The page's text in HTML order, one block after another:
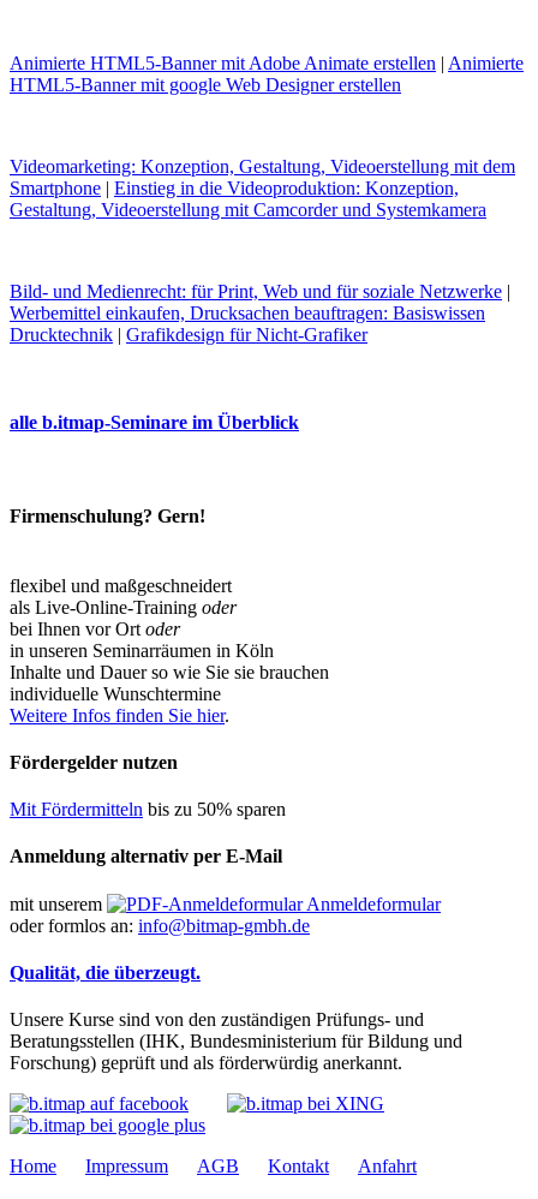
Animierte HTML5-Banner mit Adobe Animate erstellen | Animierte
HTML5-Banner mit google Web Designer erstellen
Videomarketing: Konzeption, Gestaltung, Videoerstellung mit dem
Smartphone | Einstieg in die Videoproduktion: Konzeption,
Gestaltung, Videoerstellung mit Camcorder und Systemkamera
Bild- und Medienrecht: für Print, Web und für soziale Netzwerke |
Werbemittel einkaufen, Drucksachen beauftragen: Basiswissen
Drucktechnik | Grafikdesign für Nicht-Grafiker
alle b.itmap-Seminare im Überblick
Firmenschulung? Gern!
flexibel und maßgeschneidert
als Live-Online-Training oder
bei Ihnen vor Ort oder
in unseren Seminarräumen in Köln
Inhalte und Dauer so wie Sie sie brauchen
individuelle Wunschtermine
Weitere Infos finden Sie hier.
Fördergelder nutzen
Mit Fördermitteln bis zu 50% sparen
Anmeldung alternativ per E-Mail
mit unserem
Anmeldeformular
oder formlos an: info@bitmap-gmbh.de
Qualität, die überzeugt.
Unsere Kurse sind von den zuständigen Prüfungs- und
Beratungsstellen (IHK, Bundesministerium für Bildung und
Forschung) geprüft und als förderwürdig anerkannt.
Home Impressum AGB Kontakt
Anfahrt